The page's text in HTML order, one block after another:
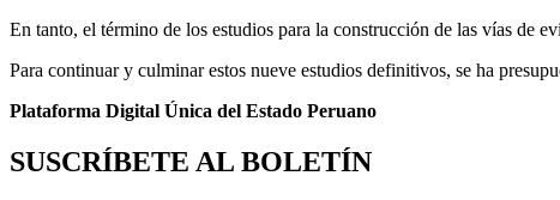
En tanto, el término de los estudios para la construcción de las vías de
Para continuar y culminar estos nueve estudios definitivos, se ha
Plataforma Digital Única del Estado Peruano
SUSCRÍBETE AL BOLETÍN